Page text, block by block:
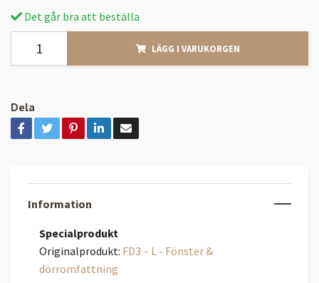
Det går bra att beställa
LÄGG I VARUKORGEN
Dela
Information
Specialprodukt
Originalprodukt: FD3 – L - Fönster &
dörromfattning